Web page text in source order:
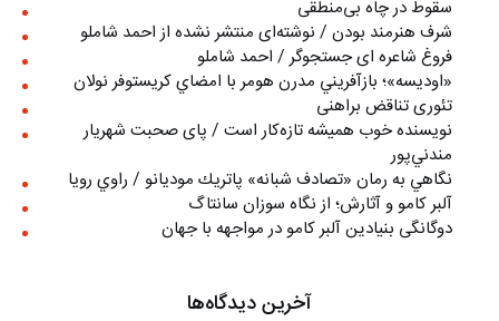
سقوط در چاه بی‌منطقی
شرف هنرمند بودن / نوشته‌ای منتشر نشده از احمد شاملو
فروغ شاعره ای جستجوگر / احمد شاملو
«اوديسه»؛ بازآفريني مدرن هومر با امضاي كريستوفر نولان
تئوری تناقض براهنی
نويسنده خوب هميشه تازه‌كار است / پای صحبت شهريار
مندني‌پور
نگاهي به رمان «تصادف شبانه» پاتريك موديانو / راوي رويا
آلبر کامو و آثارش؛ از نگاه سوزان سانتاگ
دوگانگی بنیادین آلبر کامو در مواجهه با جهان
آخرین دیدگاه‌ها